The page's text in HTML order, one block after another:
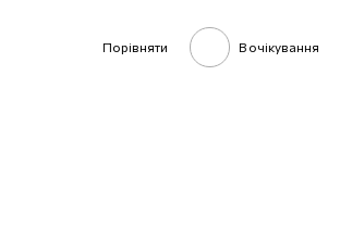
Порівняти В очікування